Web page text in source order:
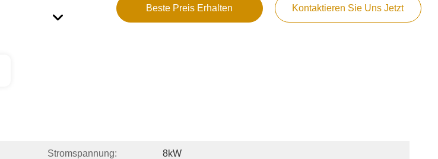
Beste Preis Erhalten Kontaktieren Sie Uns Jetzt
Stromspannung: 8kW